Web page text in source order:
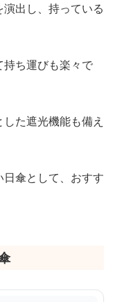
出し、持っている
ち運びも楽々で
た遮光機能も備え
傘として、おすす